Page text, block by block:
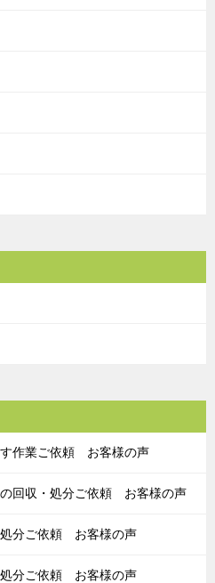
作業ご依頼 お客様の声
回収・処分ご依頼 お客様の声
処分ご依頼 お客様の声
処分ご依頼 お客様の声